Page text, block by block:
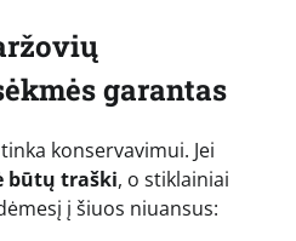
garantas
konservavimui. Jei
būtų traški, o stiklainiai
į šiuos niuansus: